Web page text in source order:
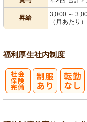
昇給
3,000 ～
（月あたり）
福利厚生社内制度